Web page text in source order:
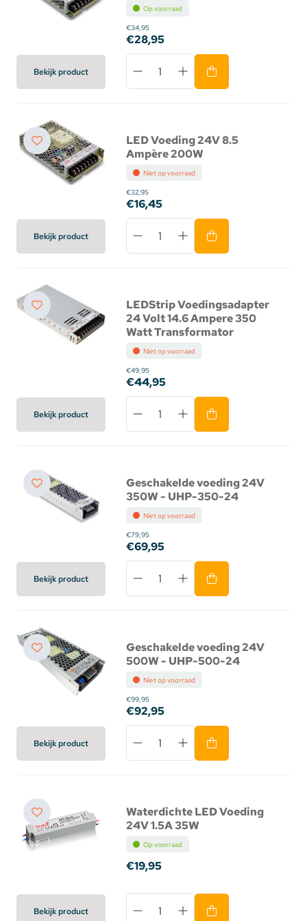
Bekijk product
Op voorraad
€34,95
€28,95
Bekijk product
LED Voeding 24V 8.5
Ampère 200W
Niet op voorraad
€32,95
€16,45
Bekijk product
LEDStrip Voedingsadapter
24 Volt 14.6 Ampere 350
Watt Transformator
Niet op voorraad
€49,95
€44,95
Bekijk product
Geschakelde voeding 24V
350W - UHP-350-24
Niet op voorraad
€79,95
€69,95
Bekijk product
Geschakelde voeding 24V
500W - UHP-500-24
Niet op voorraad
€99,95
€92,95
Bekijk product
Waterdichte LED Voeding
24V 1.5A 35W
Op voorraad
€19,95